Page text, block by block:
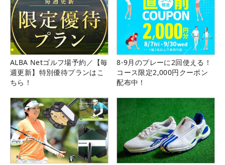
ALBA Netゴルフ場予約／【毎
週更新】特別優待プランはこ
ちら！
8-9月のプレーに2回使える！
コース限定2,000円クーポン
配布中！